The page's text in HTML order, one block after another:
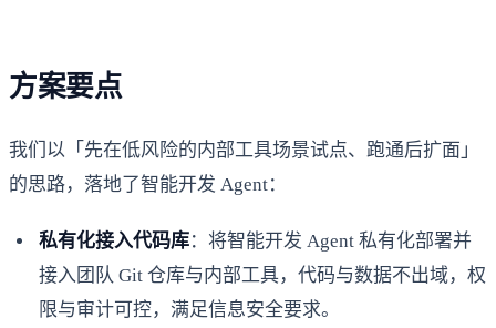
方案要点
我们以「先在低风险的内部工具场景试点、跑通后扩面」
的思路，落地了智能开发 Agent：
私有化接入代码库：将智能开发 Agent 私有化部署并
接入团队 Git 仓库与内部工具，代码与数据不出域，权
限与审计可控，满足信息安全要求。